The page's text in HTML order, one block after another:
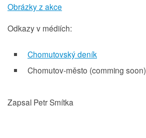
Obrázky z akce
Odkazy v médiích:
Chomutovský deník
Chomutov-město (comming soon)
Zapsal Petr Smítka